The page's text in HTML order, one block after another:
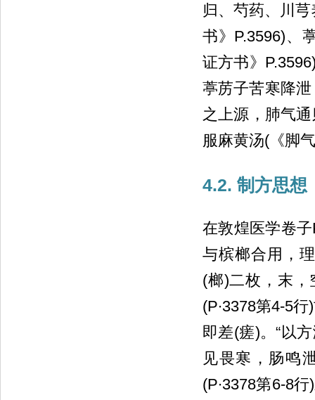
归、芍药、川
书》P.3596)、
证方书》
葶苈子苦寒降
之上源，肺气
服麻黄汤(《脚
4.2. 制方思想
在敦煌医学卷
与槟榔合用，
(榔)二枚，末，
(P∙3378第4-5
即差(瘥)。“以
见畏寒，肠鸣
(P∙3378第6-8